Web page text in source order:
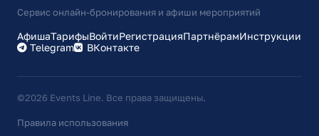
Сервис онлайн-бронирования и афиши мероприятий
АфишаТарифыВойтиРегистрацияПартнёрамИнструкции
Telegram
ВКонтакте
©2026 Events Line. Все права защищены.
Правила использования